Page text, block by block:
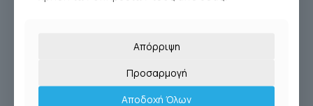
Απόρριψη
Προσαρμογή
Αποδοχή Όλων